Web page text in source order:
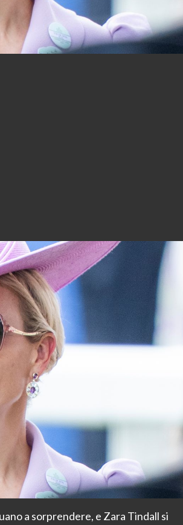
a sorprendere, e Zara Tindall si